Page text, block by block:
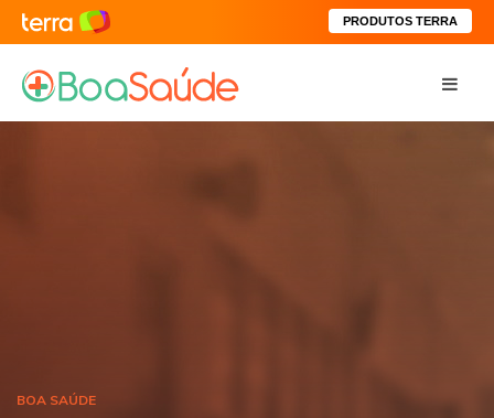
PRODUTOS TERRA
BOA SAÚDE